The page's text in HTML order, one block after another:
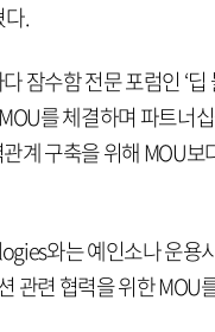
.
잠수함 전문 포럼인 ‘
를 체결하며 파트너
계 구축을 위해 MOU
와는 예인소나 운용
련 협력을 위한 MOU